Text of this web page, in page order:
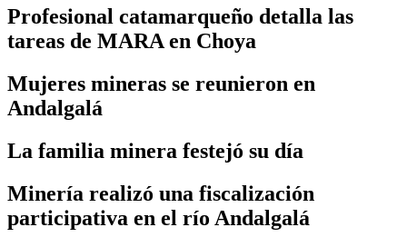
Profesional catamarqueño detalla las
tareas de MARA en Choya
Mujeres mineras se reunieron en
Andalgalá
La familia minera festejó su día
Minería realizó una fiscalización
participativa en el río Andalgalá